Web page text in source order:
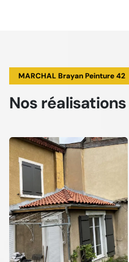
MARCHAL Brayan Peinture 42
Nos réalisations